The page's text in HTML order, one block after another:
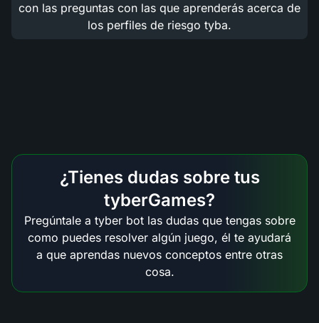
con las preguntas con las que aprenderás acerca de
los perfiles de riesgo tyba.
¿Tienes dudas sobre tus
tyberGames?
Pregúntale a tyber bot las dudas que tengas sobre
como puedes resolver algún juego, él te ayudará
a que aprendas nuevos conceptos entre otras
cosa.